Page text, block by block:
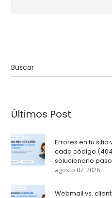
Últimos Post
Errores en tu
cada código
solucionarlo
agosto 07, 2026
Webmail vs.